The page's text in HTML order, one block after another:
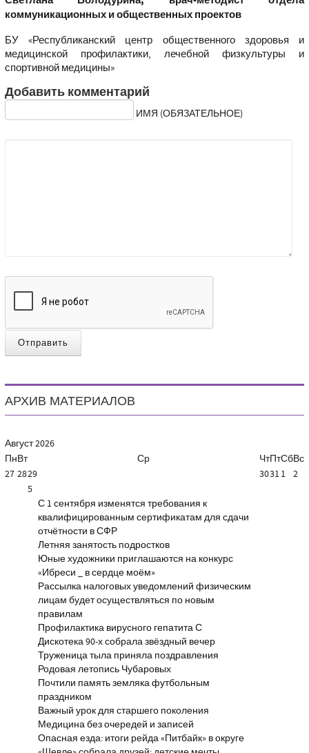
коммуникационных и общественных проектов
БУ «Республиканский центр общественного здоровья и
медицинской профилактики, лечебной физкультуры и
спортивной медицины»
Добавить комментарий
ИМЯ (ОБЯЗАТЕЛЬНОЕ)
Отправить
АРХИВ МАТЕРИАЛОВ
Август2026
ПнВт Ср ЧтПтСбВс
27 2829 30311 2
5
С 1 сентября изменятся требования к
квалифицированным сертификатам для сдачи
отчётности в СФР
Летняя занятость подростков
Юные художники приглашаются на конкурс
«Ибреси _ в сердце моём»
Рассылка налоговых уведомлений физическим
лицам будет осуществляться по новым
правилам
Профилактика вирусного гепатита С
Дискотека 90-х собрала звёздный вечер
Труженица тыла приняла поздравления
Родовая летопись Чубаровых
Почтили память земляка футбольным
праздником
Важный урок для старшего поколения
Медицина без очередей и записей
Опасная езда: итоги рейда «Питбайк» в округе